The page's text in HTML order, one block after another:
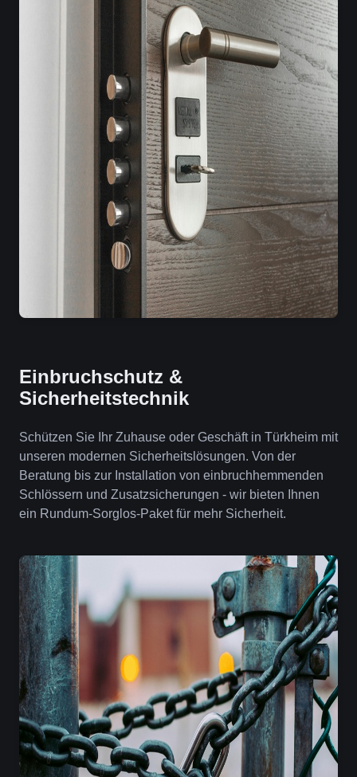
Einbruchschutz &
Sicherheitstechnik
Schützen Sie Ihr Zuhause oder Geschäft in Türkheim mit
unseren modernen Sicherheitslösungen. Von der
Beratung bis zur Installation von einbruchhemmenden
Schlössern und Zusatzsicherungen - wir bieten Ihnen
ein Rundum-Sorglos-Paket für mehr Sicherheit.